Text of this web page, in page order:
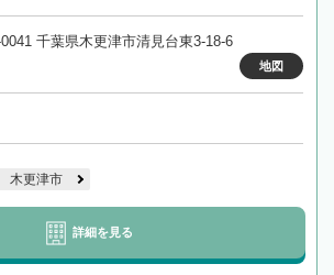
千葉県木更津市清見台東3-18-6
地図
木更津市
詳細を見る